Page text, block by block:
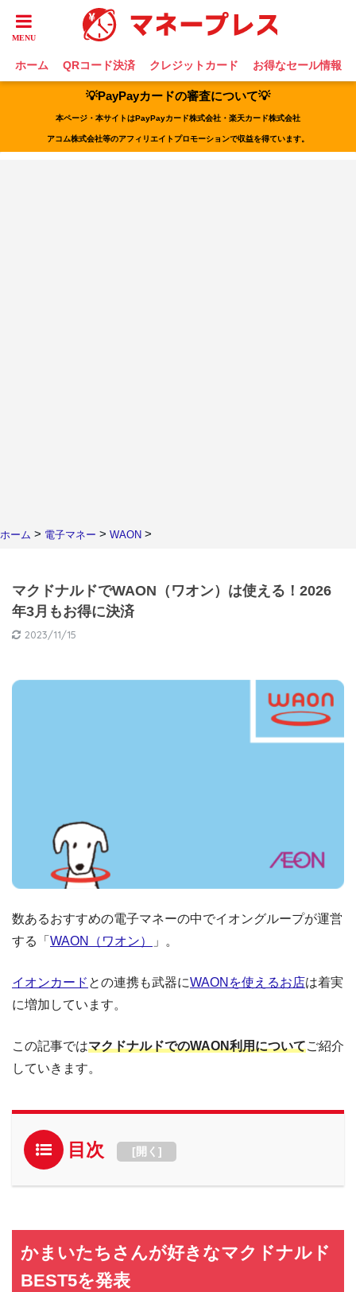
ホーム QRコード決済 クレジットカード お得なセール情報
💡PayPayカードの審査について💡
本ページ・本サイトはPayPayカード株式会社・楽天カード株式会社
アコム株式会社等のアフィリエイトプロモーションで収益を得ています。
ホーム > 電子マネー > WAON >
マクドナルドでWAON（ワオン）は使える！2026
年3月もお得に決済
2023/11/15
数あるおすすめの電子マネーの中でイオングループが運営
する「 WAON（ワオン） 」。
イオンカード との連携も武器にWAONを使えるお店は着実
に増加しています。
この記事ではマクドナルドでのWAON利用についてご紹介
していきます。
目次 [開く ]
かまいたちさんが好きなマクドナルド
BEST5を発表